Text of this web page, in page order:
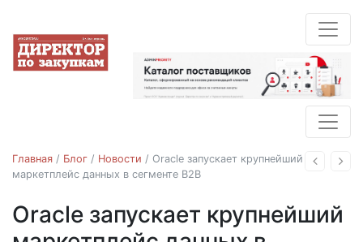
Назад
Главная / Блог / Новости / Oracle запускает крупнейший
маркетплейс данных в сегменте B2B
Новости
Oracle запускает крупнейший